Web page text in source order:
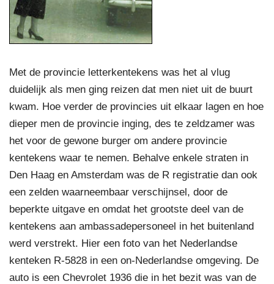
Met de provincie letterkentekens was het al vlug
duidelijk als men ging reizen dat men niet uit de buurt
kwam. Hoe verder de provincies uit elkaar lagen en hoe
dieper men de provincie inging, des te zeldzamer was
het voor de gewone burger om andere provincie
kentekens waar te nemen. Behalve enkele straten in
Den Haag en Amsterdam was de R registratie dan ook
een zelden waarneembaar verschijnsel, door de
beperkte uitgave en omdat het grootste deel van de
kentekens aan ambassadepersoneel in het buitenland
werd verstrekt. Hier een foto van het Nederlandse
kenteken R-5828 in een on-Nederlandse omgeving. De
auto is een Chevrolet 1936 die in het bezit was van de